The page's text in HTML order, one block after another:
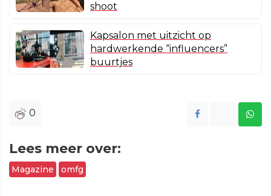
shoot
Kapsalon met uitzicht op
hardwerkende “influencers”
buurtjes
0
Lees meer over:
Magazine omfg